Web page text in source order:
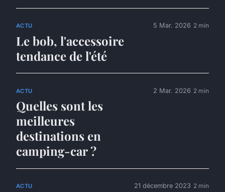
ACTU
Le bob, l'accessoire
tendance de l'été
5 Mar. 2026 2 min
ACTU
Quelles sont les
meilleures
destinations en
camping-car ?
2 Mar. 2026 2 min
ACTU 21 décembre 2023 2 min